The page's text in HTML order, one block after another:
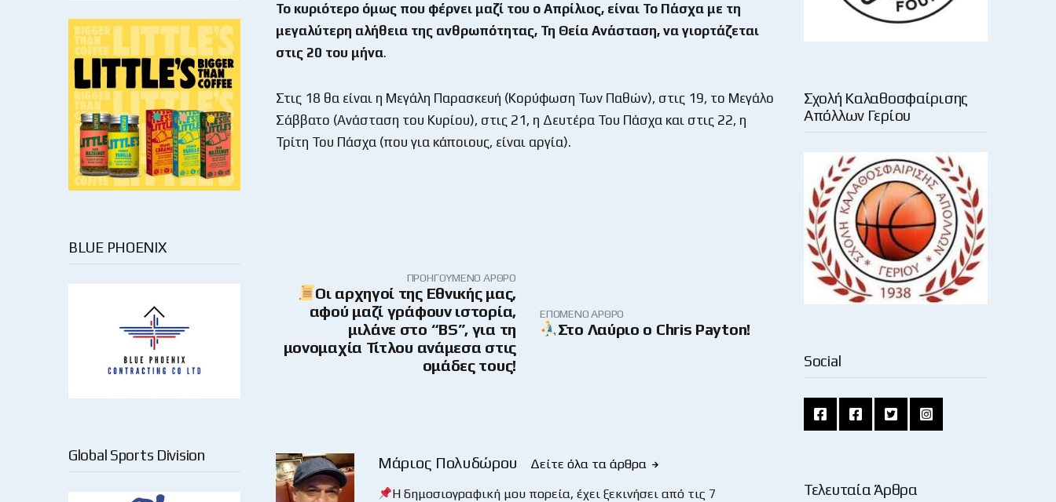
BLUE PHOENIX
Global Sports Division
Το κυριότερο όμως που φέρνει μαζί του ο Απρίλιος, είναι Το Πάσχα με τη
μεγαλύτερη αλήθεια της ανθρωπότητας, Τη Θεία Ανάσταση, να γιορτάζεται
στις 20 του μήνα.
Στις 18 θα είναι η Μεγάλη Παρασκευή (Κορύφωση Των Παθών), στις 19, το Μεγάλο
Σάββατο (Ανάσταση του Κυρίου), στις 21, η Δευτέρα Του Πάσχα και στις 22, η
Τρίτη Του Πάσχα (που για κάποιους, είναι αργία).
ΠΡΟΗΓΟΎΜΕΝΟ ΆΡΘΡΟ
Οι αρχηγοί της Εθνικής μας,
αφού μαζί γράφουν ιστορία,
μιλάνε στο “BS”, για τη
μονομαχία Τίτλου ανάμεσα στις
ομάδες τους!
ΕΠΌΜΕΝΟ ΆΡΘΡΟ
Στο Λαύριο ο Chris Payton!
Μάριος Πολυδώρου
Δείτε όλα τα άρθρα
Η δημοσιογραφική μου πορεία, έχει ξεκινήσει από τις 7
Σχολή Καλαθοσφαίρισης
Απόλλων Γερίου
Social
Τελευταία Άρθρα